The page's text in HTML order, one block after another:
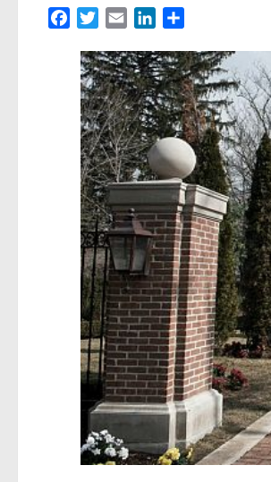
FacebookTwitterEmail LinkedIn